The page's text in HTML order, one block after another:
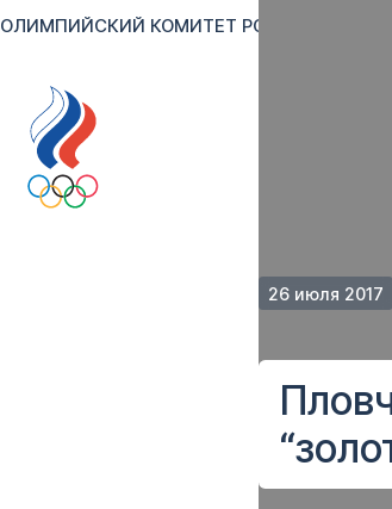
ОЛИМПИЙСКИЙ КОМИТЕТ РОССИИ
26 июля 2017